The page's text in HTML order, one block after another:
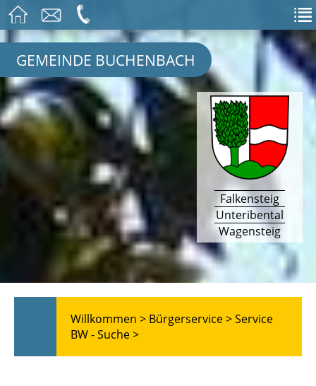
GEMEINDE BUCHENBACH
Falkensteig
Unteribental
Wagensteig
Willkommen > Bürgerservice >Service
BW - Suche >